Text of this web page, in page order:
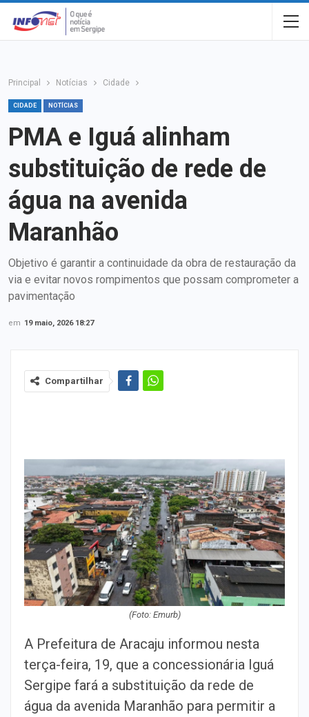
Principal Notícias Cidade
CIDADE NOTÍCIAS
PMA e Iguá alinham
substituição de rede de
água na avenida
Maranhão
Objetivo é garantir a continuidade da obra de restauração da
via e evitar novos rompimentos que possam comprometer a
pavimentação
em 19 maio, 2026 18:27
Compartilhar
(Foto: Emurb)
A Prefeitura de Aracaju informou nesta
terça-feira, 19, que a concessionária Iguá
Sergipe fará a substituição da rede de
água da avenida Maranhão para permitir a